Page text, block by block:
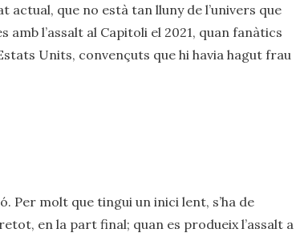
que no està tan lluny de l’univers que
l’assalt al Capitoli el 2021, quan fanàtics
Units, convençuts que hi havia hagut frau
Per molt que tingui un inici lent, s’ha de
en la part final; quan es produeix l’assalt a